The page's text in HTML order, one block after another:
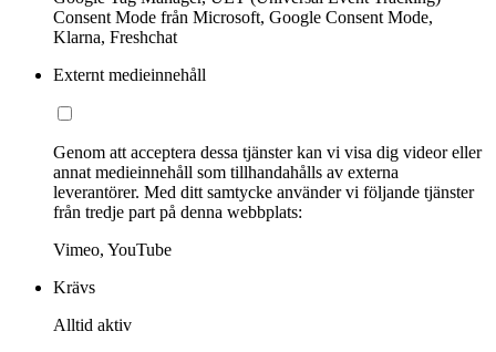
Consent Mode från Microsoft, Google Consent Mode,
Klarna, Freshchat
Externt medieinnehåll
Genom att acceptera dessa tjänster kan vi visa dig videor eller
annat medieinnehåll som tillhandahålls av externa
leverantörer. Med ditt samtycke använder vi följande tjänster
från tredje part på denna webbplats:
Vimeo, YouTube
Krävs
Alltid aktiv